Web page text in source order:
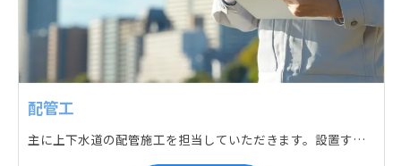
配管工
主に上下水道の配管施工を担当していただきます。設置する場所に応じて配管の形状や流れを工夫する管加工、ねじ切り、管締め、そして管据付作業になり、5人以上のチームで動くことが多いです。